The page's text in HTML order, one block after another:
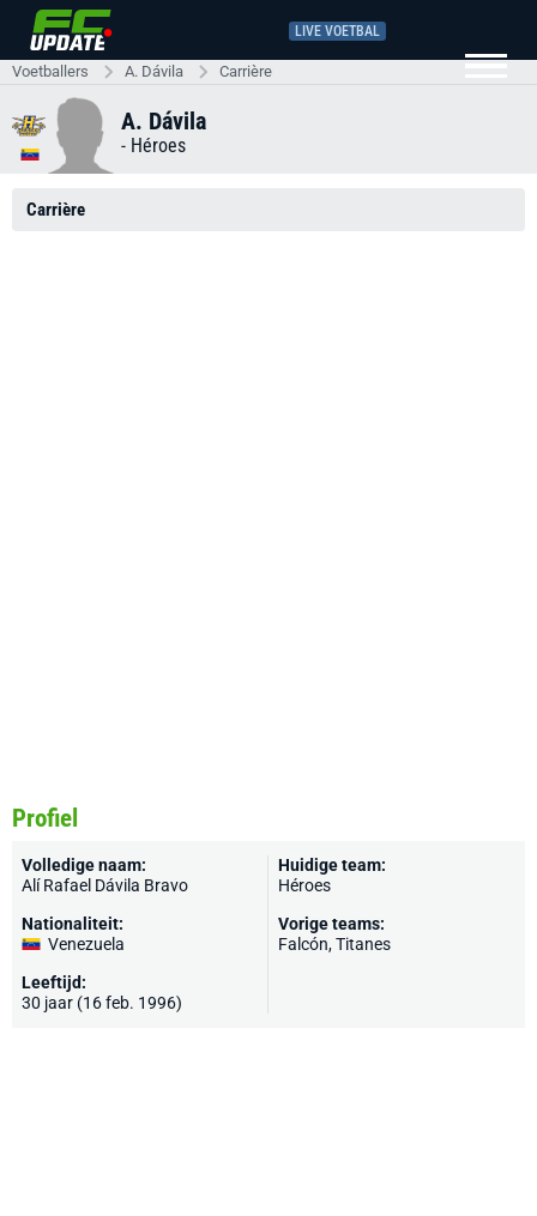
LIVE VOETBAL
Voetballers A. Dávila Carrière
A. Dávila
- Héroes
Carrière
Profiel
Volledige naam:
Alí Rafael Dávila Bravo
Nationaliteit:
Venezuela
Leeftijd:
30 jaar (16 feb. 1996)
Huidige team:
Héroes
Vorige teams:
Falcón, Titanes